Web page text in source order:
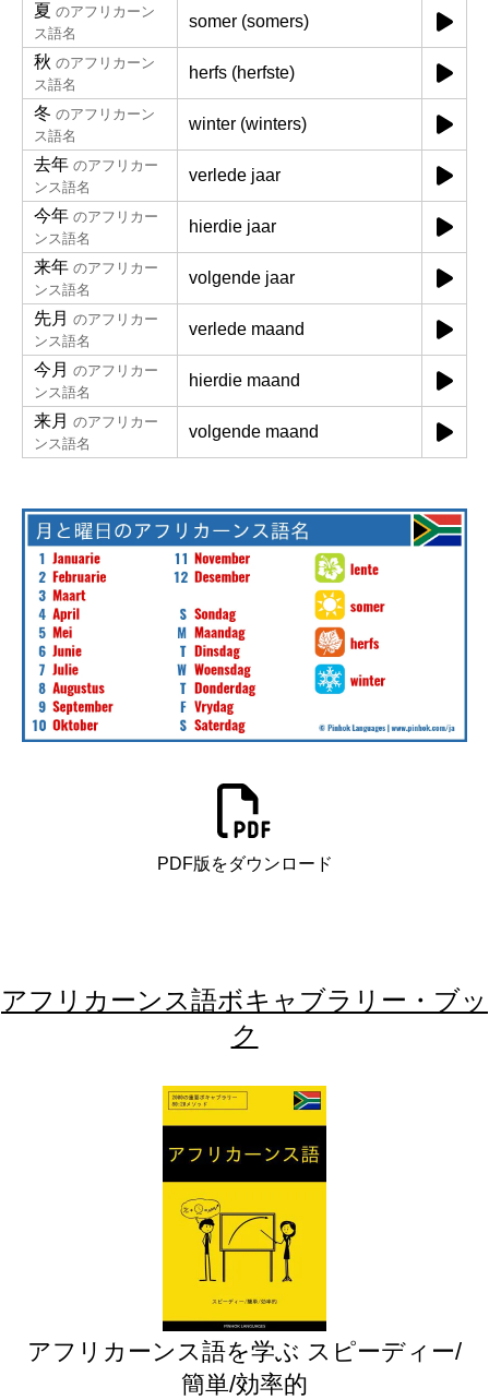
夏 のアフリカーン
ス語名
somer (somers)
秋 のアフリカーン
ス語名
herfs (herfste)
冬 のアフリカーン
ス語名
winter (winters)
去年 のアフリカー
ンス語名
verlede jaar
今年 のアフリカー
ンス語名
hierdie jaar
来年 のアフリカー
ンス語名
volgende jaar
先月 のアフリカー
ンス語名
verlede maand
今月 のアフリカー
ンス語名
hierdie maand
来月 のアフリカー
ンス語名
volgende maand
PDF版をダウンロード
アフリカーンス語ボキャブラリー・ブッ
ク
アフリカーンス語を学ぶ スピーディー/
簡単/効率的